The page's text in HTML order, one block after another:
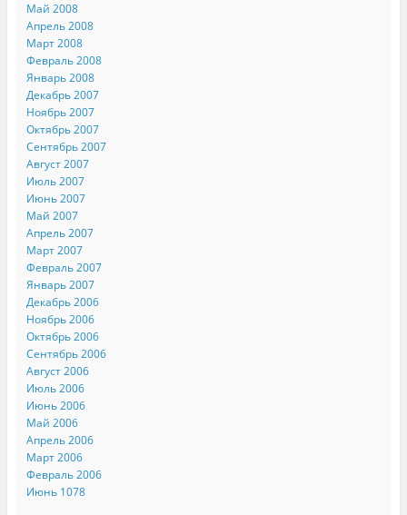
Май 2008
Апрель 2008
Март 2008
Февраль 2008
Январь 2008
Декабрь 2007
Ноябрь 2007
Октябрь 2007
Сентябрь 2007
Август 2007
Июль 2007
Июнь 2007
Май 2007
Апрель 2007
Март 2007
Февраль 2007
Январь 2007
Декабрь 2006
Ноябрь 2006
Октябрь 2006
Сентябрь 2006
Август 2006
Июль 2006
Июнь 2006
Май 2006
Апрель 2006
Март 2006
Февраль 2006
Июнь 1078